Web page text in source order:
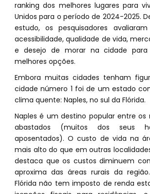
ranking dos melhores lugares para
Unidos para o período de 2024-2025.
estudo, os pesquisadores
acessibilidade, qualidade de vida,
e desejo de morar na cidade para
melhores opções.
Embora muitas cidades tenham
cidade número 1 foi de um estado
clima quente: Naples, no sul da Flórida.
Naples é um destino popular entre os
abastados (muitos dos seus
aposentados). O custo de vida na
mais alto do que em outras
destaca que os custos diminuem
aproxima das áreas rurais da
Flórida não tem imposto de renda